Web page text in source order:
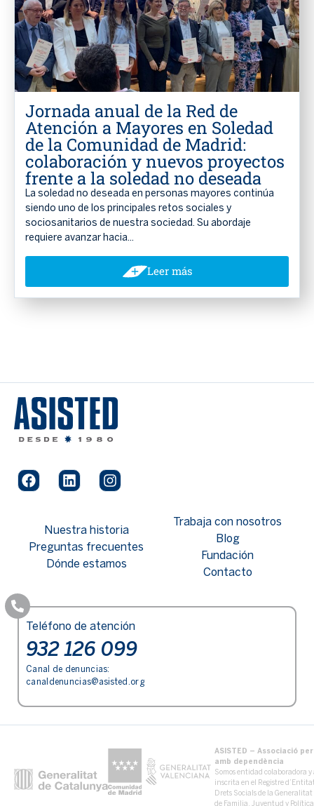
Jornada anual de la Red de
Atención a Mayores en Soledad
de la Comunidad de Madrid:
colaboración y nuevos proyectos
frente a la soledad no deseada
La soledad no deseada en personas mayores continúa
siendo uno de los principales retos sociales y
sociosanitarios de nuestra sociedad. Su abordaje
requiere avanzar hacia...
Leer más
Nuestra historia
Preguntas frecuentes
Dónde estamos
Trabaja con nosotros
Blog
Fundación
Contacto
Teléfono de atención
932 126 099
Canal de denuncias:
canaldenuncias@asisted.org
ASISTED – Associació
amb dependència
Somos entidad colaboradora
inscrita en el Registre
Drets Socials de la
de Familia, Juventud y